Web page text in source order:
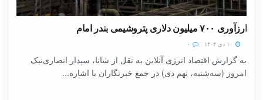
ارزآوری ۷۰۰ میلیون دلاری پتروشیمی بندر امام
به گزارش اقتصاد انرژی آنلاین به نقل از شانا، سپدار انصاری‌نیک
امروز (سه‌شنبه، نهم دی) در جمع خبرنگاران با اشاره...